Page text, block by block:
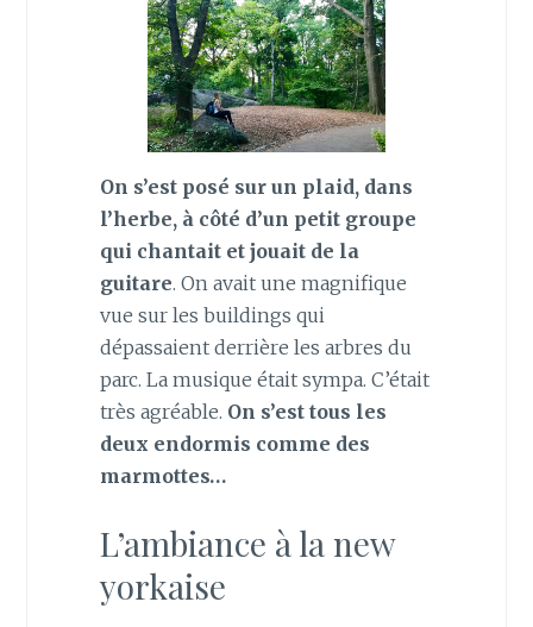
On s’est posé sur un plaid, dans
l’herbe, à côté d’un petit groupe
qui chantait et jouait de la
guitare. On avait une magnifique
vue sur les buildings qui
dépassaient derrière les arbres du
parc. La musique était sympa. C’était
très agréable. On s’est tous les
deux endormis comme des
marmottes…
L’ambiance à la new
yorkaise